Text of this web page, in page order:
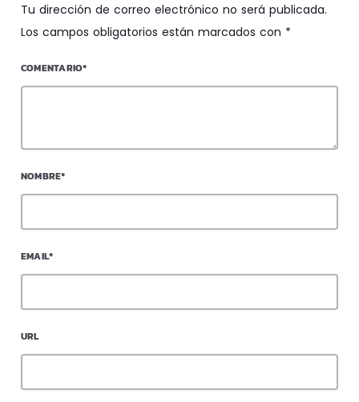
Tu dirección de correo electrónico no será publicada.
Los campos obligatorios están marcados con *
COMENTARIO*
NOMBRE*
EMAIL*
URL